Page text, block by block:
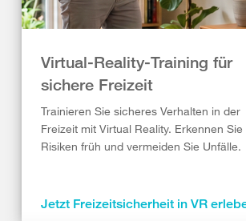
Virtual-Reality-Training für
sichere Freizeit
Trainieren Sie sicheres Verhalten in der
Freizeit mit Virtual Reality. Erkennen Sie
Risiken früh und vermeiden Sie Unfälle.
Jetzt Freizeitsicherheit in VR